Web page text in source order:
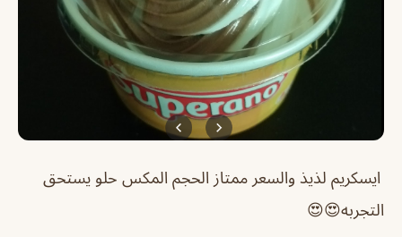
ايسكريم لذيذ والسعر ممتاز الحجم المكس حلو يستحق
التجربه😍😍